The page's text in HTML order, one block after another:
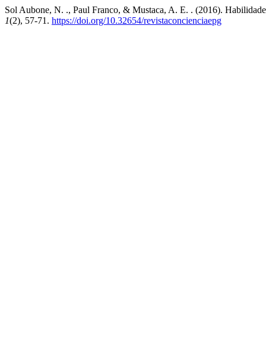
Sol Aubone, N. ., Paul Franco, & Mustaca, A. E. . (2016).
1(2), 57-71. https://doi.org/10.32654/revistaconcienciaepg